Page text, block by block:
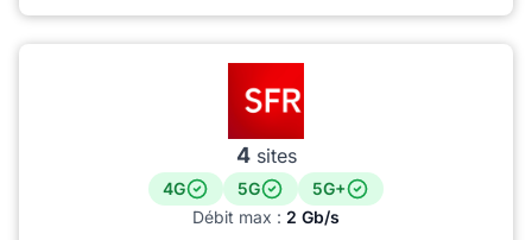
4sites
4G 5G
5G+
Débit max : 2 Gb/s